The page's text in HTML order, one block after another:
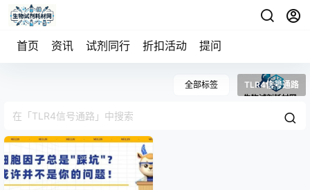
首页 资讯 试剂同行 折扣活动 提问
全部标签 TLR4信号通路